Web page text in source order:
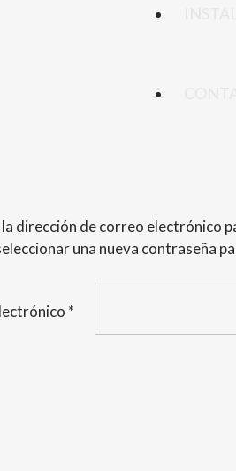
dirección de correo electrónico
una nueva contraseña
*